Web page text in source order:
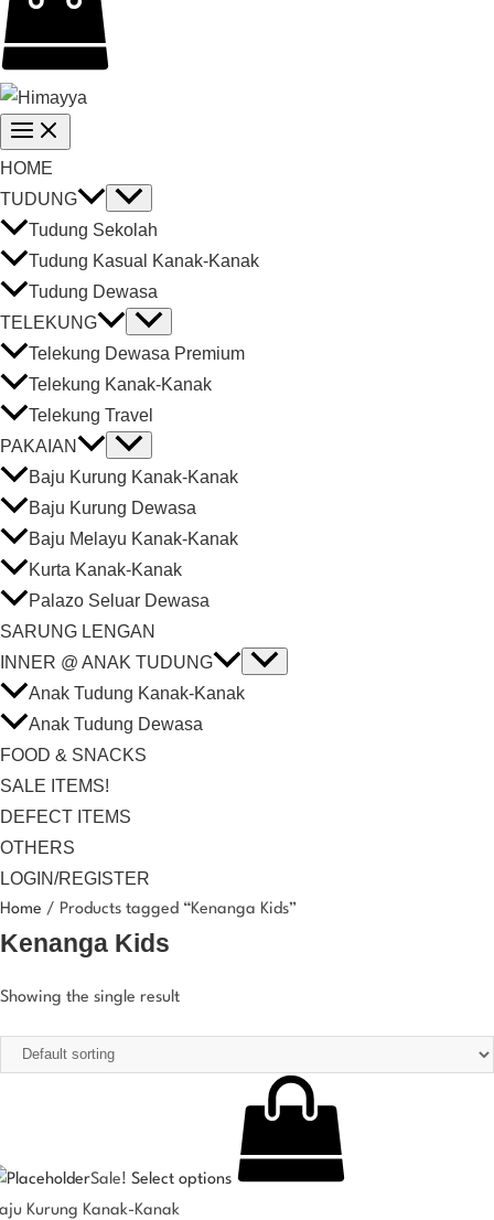
HOME
TUDUNG
Tudung Sekolah
Tudung Kasual Kanak-Kanak
Tudung Dewasa
TELEKUNG
Telekung Dewasa Premium
Telekung Kanak-Kanak
Telekung Travel
PAKAIAN
Baju Kurung Kanak-Kanak
Baju Kurung Dewasa
Baju Melayu Kanak-Kanak
Kurta Kanak-Kanak
Palazo Seluar Dewasa
SARUNG LENGAN
INNER @ ANAK TUDUNG
Anak Tudung Kanak-Kanak
Anak Tudung Dewasa
FOOD & SNACKS
SALE ITEMS!
DEFECT ITEMS
OTHERS
LOGIN/REGISTER
Home / Products tagged “Kenanga Kids”
Kenanga Kids
Showing the single result
Sale! Select options
Kurung Kanak-Kanak